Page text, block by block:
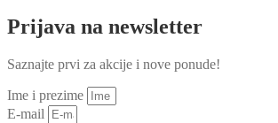
Prijava na newsletter
Saznajte prvi za akcije i nove ponude!
Ime i prezime
E-mail